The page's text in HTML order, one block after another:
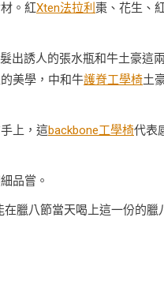
。紅Xten法拉利 棗、花生、
出誘人的張水瓶和牛土豪這
美學，中和牛護脊工學椅土
上，這backbone工學椅代表
品嘗。
臘八節當天喝上這一份的